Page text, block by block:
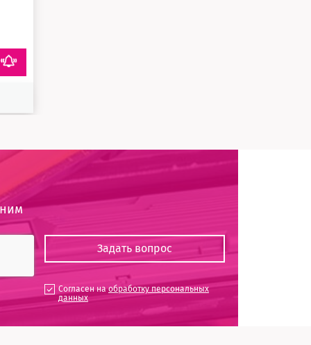
Согласен наобработку персональных
данных